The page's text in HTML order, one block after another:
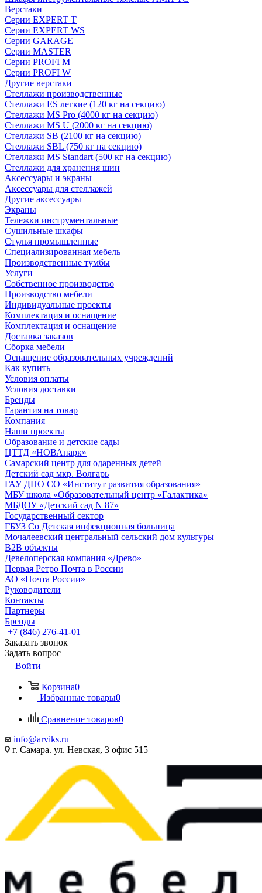
Верстаки
Серии EXPERT T
Серии EXPERT WS
Серии GARAGE
Серии MASTER
Серии PROFI M
Серии PROFI W
Другие верстаки
Стеллажи производственные
Стеллажи ES легкие (120 кг на секцию)
Стеллажи MS Pro (4000 кг на секцию)
Стеллажи MS U (2000 кг на секцию)
Стеллажи SB (2100 кг на секцию)
Стеллажи SBL (750 кг на секцию)
Стеллажи MS Standart (500 кг на секцию)
Стеллажи для хранения шин
Аксессуары и экраны
Аксессуары для стеллажей
Другие аксессуары
Экраны
Тележки инструментальные
Сушильные шкафы
Стулья промышленные
Специализированная мебель
Производственные тумбы
Услуги
Собственное производство
Производство мебели
Индивидуальные проекты
Комплектация и оснащение
Комплектация и оснащение
Доставка заказов
Сборка мебели
Оснащение образовательных учреждений
Как купить
Условия оплаты
Условия доставки
Бренды
Гарантия на товар
Компания
Наши проекты
Образование и детские сады
ЦТТД «НОВАпарк»
Самарский центр для одаренных детей
Детский сад мкр. Волгарь
ГАУ ДПО СО «Институт развития образования»
МБУ школа «Образовательный центр «Галактика»
МБДОУ «Детский сад N 87»
Государственный сектор
ГБУЗ Со Детская инфекционная больница
Мочалеевский центральный сельский дом культуры
B2B объекты
Девелоперская компания «Древо»
Первая Ретро Почта в России
АО «Почта России»
Руководители
Контакты
Партнеры
Бренды
+7 (846) 276-41-01
Заказать звонок
Задать вопрос
Войти
Корзина0
Избранные товары0
Сравнение товаров0
info@arviks.ru
г. Самара. ул. Невская, 3 офис 515